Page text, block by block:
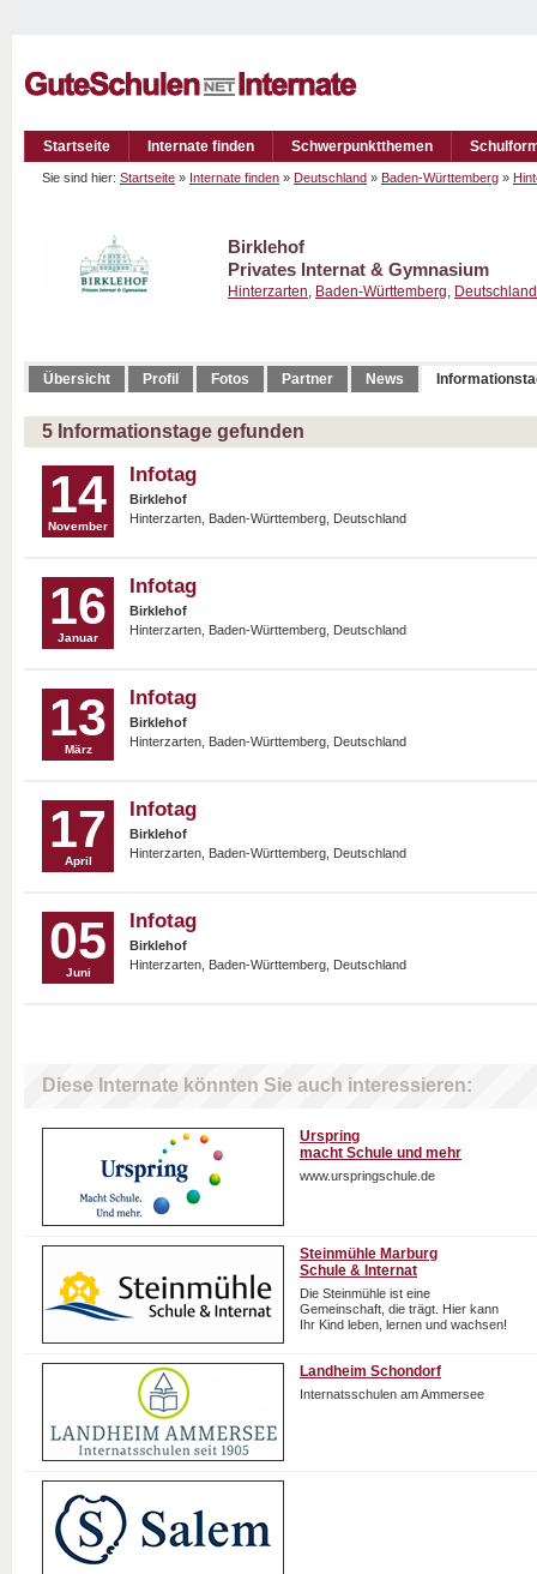
Startseite Internate finden Schwerpunktthemen
Sie sind hier: Startseite » Internate finden » Deutschland » Baden-Württemberg »
Birklehof
Privates Internat & Gymnasium
Hinterzarten, Baden-Württemberg, Deutschland
Übersicht Profil Fotos Partner News
5 Informationstage gefunden
14
November
Infotag
Birklehof
Hinterzarten, Baden-Württemberg, Deutschland
16
Januar
Infotag
Birklehof
Hinterzarten, Baden-Württemberg, Deutschland
13
März
Infotag
Birklehof
Hinterzarten, Baden-Württemberg, Deutschland
17
April
Infotag
Birklehof
Hinterzarten, Baden-Württemberg, Deutschland
05
Juni
Infotag
Birklehof
Hinterzarten, Baden-Württemberg, Deutschland
Diese Internate könnten Sie auch interessieren:
Urspring
macht Schule und mehr
www.urspringschule.de
Steinmühle Marburg
Schule & Internat
Die Steinmühle ist eine
Gemeinschaft, die trägt. Hier kann
Ihr Kind leben, lernen und wachsen!
Landheim Schondorf
Internatsschulen am Ammersee